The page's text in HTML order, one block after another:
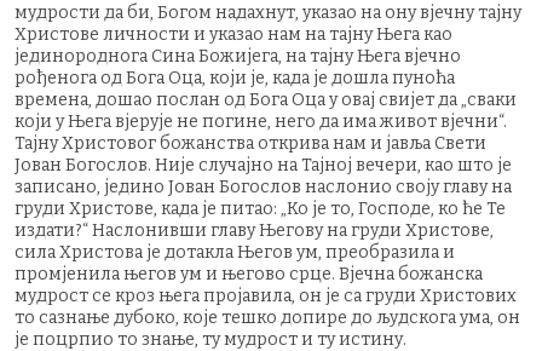
мудрости да би, Богом надахнут, указао на ону вјечну тајну
Христове личности и указао нам на тајну Њега као
јединороднога Сина Божијега, на тајну Њега вјечно
рођенога од Бога Оца, који је, када је дошла пуноћа
времена, дошао послан од Бога Оца у овај свијет да „сваки
који у Њега вјерује не погине, него да има живот вјечни“.
Тајну Христовог божанства открива нам и јавља Свети
Јован Богослов. Није случајно на Тајној вечери, као што је
записано, једино Јован Богослов наслонио своју главу на
груди Христове, када је питао: „Ко је то, Господе, ко ће Те
издати?“ Наслонивши главу Његову на груди Христове,
сила Христова је дотакла Његов ум, преобразила и
промјенила његов ум и његово срце. Вјечна божанска
мудрост се кроз њега пројавила, он је са груди Христових
то сазнање дубоко, које тешко допире до људскога ума, он
је поцрпио то знање, ту мудрост и ту истину.